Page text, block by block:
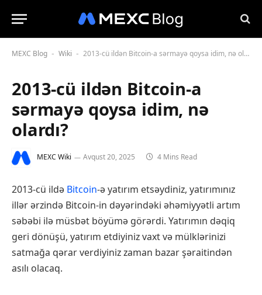
MEXC Blog - Wiki - 2013-cü ildən Bitcoin-a sərmayə qoysa idim, nə olardı?
2013-cü ildən Bitcoin-a
sərmayə qoysa idim, nə
olardı?
MEXC Wiki Avqust 20, 2025 4 Mins Read
2013-cü ildə Bitcoin-ə yatırım etsəydiniz, yatırımınız
illər ərzində Bitcoin-in dəyərindəki əhəmiyyətli artım
səbəbi ilə müsbət böyümə görərdi. Yatırımın dəqiq
geri dönüşü, yatırım etdiyiniz vaxt və mülklərinizi
satmağa qərar verdiyiniz zaman bazar şəraitindən
asılı olacaq.